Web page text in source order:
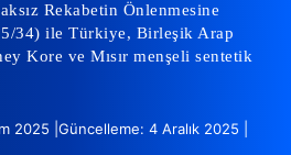
Rekabetin Önlenmesine
34) ile Türkiye, Birleşik Arap
Kore ve Mısır menşeli sentetik
2025 | Güncelleme: 4 Aralık 2025 |